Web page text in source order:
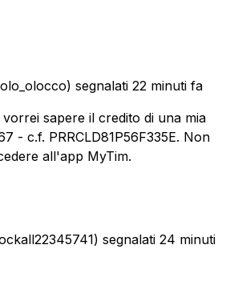
segnalati 22 minuti fa
vorrei sapere il credito di una mia
- c.f. PRRCLD81P56F335E. Non
all'app MyTim.
segnalati 24 minuti